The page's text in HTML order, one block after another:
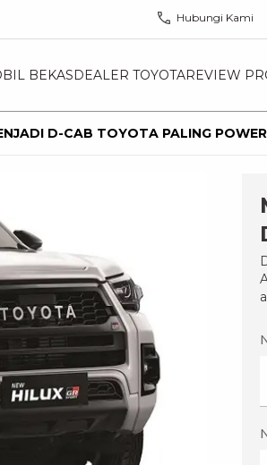
Hubungi Kami
BEKASDEALER TOYOTAREVIEW
D-CAB TOYOTA PALING